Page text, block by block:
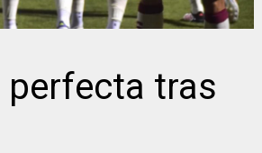
perfecta tras